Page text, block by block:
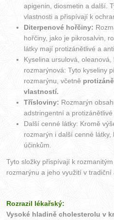
apigenin, diosmetin a další.
vlastnosti a přispívají k
Diterpenové hořčiny:
hořčiny, jako je pikrosalvin,
látky mají protizánětlivé a
Kyselina ursulová,
rozmarýnová: Tyto kyseliny
rozmarýnu, včetně
vlastností.
Třísloviny: Rozmarýn
adstringentní a protizánětlivé
Další cenné látky: Kromě
rozmarýn i další cenné
účinkům.
Tyto složky přispívají k
rozmarýnu a jeho využití v tradiční
Rozrazil lékařský:
Vysoké hladině cholesterolu v